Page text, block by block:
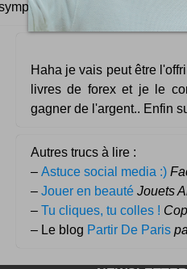
c'est clair.
Haha je vais peut être
livres de forex et je le
gagner de l'argent.. Enfin
Autres trucs à lire :
– Astuce social media :)
– Jouer en beauté Jouets
– Tu cliques, tu colles !
– Le blog Partir De Paris